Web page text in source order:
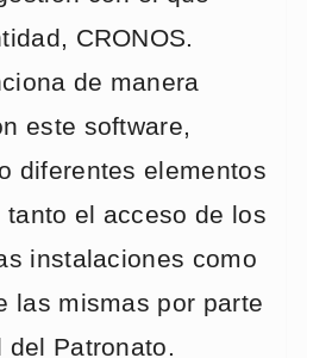
CRONOS.
de manera
este software,
diferentes elementos
el acceso de los
instalaciones como
las mismas por parte
del Patronato.